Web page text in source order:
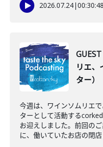
2026.07.24|00:30:48
リエ、
ター）
今週は、ワインソムリエ
ターとして活動する
お迎えしました。前回の
に、働いていたお店の閉